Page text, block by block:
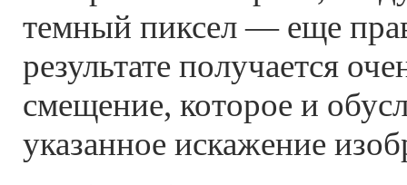
темный пиксел — еще
результате получается
смещение, которое и
указанное искажение